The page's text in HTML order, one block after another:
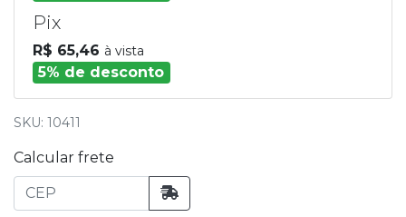
Pix
R$ 65,46 à vista
5% de desconto
SKU: 10411
Calcular frete